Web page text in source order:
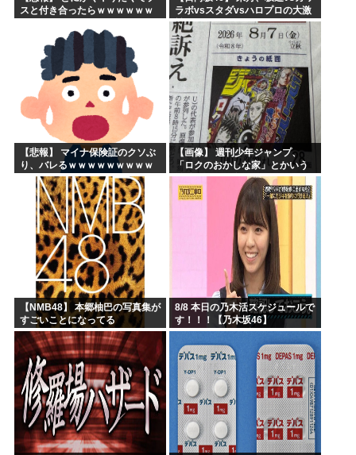
スと付き合ったらｗｗｗｗｗｗ
ラボvsスタダvsハロプロの大激
戦
【悲報】 マイナ保険証のクソぶ
り、バレるｗｗｗｗｗｗｗｗｗ
【画像】 週刊少年ジャンプ、
「ロクのおかしな家」とかいう
微妙な漫画を巻頭カラーにした
せいで100万部切る
【NMB48】 本郷柚巴の写真集が
すごいことになってる
8/8 本日の乃木活スケジュールで
す！！！【乃木坂46】